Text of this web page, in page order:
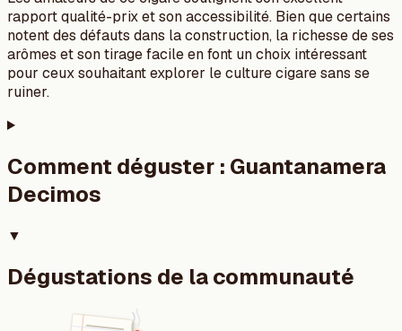
rapport qualité-prix et son accessibilité. Bien que certains
notent des défauts dans la construction, la richesse de ses
arômes et son tirage facile en font un choix intéressant
pour ceux souhaitant explorer le culture cigare sans se
ruiner.
Comment déguster : Guantanamera
Decimos
▼
Dégustations de la communauté